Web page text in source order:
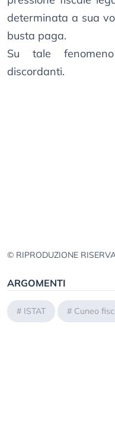
determinata a sua
busta paga.
Su tale
discordanti.
© RIPRODUZIONE
ARGOMENTI
# ISTAT # Cuneo